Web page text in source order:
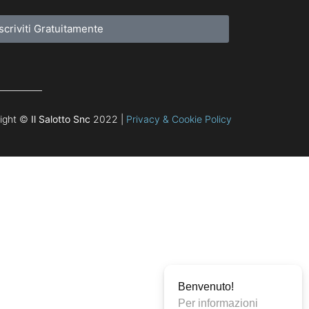
Gratuitamente
© Il Salotto Snc 2022 | Privacy & Cookie Policy
Benvenuto!
Per informazioni